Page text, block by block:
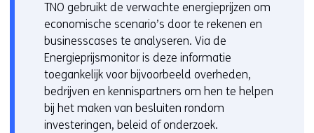
TNO gebruikt de verwachte energieprijzen om
economische scenario’s door te rekenen en
businesscases te analyseren. Via de
Energieprijsmonitor is deze informatie
toegankelijk voor bijvoorbeeld overheden,
bedrijven en kennispartners om hen te helpen
bij het maken van besluiten rondom
investeringen, beleid of onderzoek.